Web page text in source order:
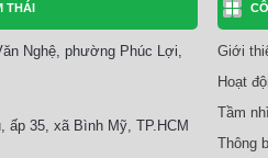
THÁI
Nghệ, phường Phúc Lợi,
35, xã Bình Mỹ, TP.HCM
Giới
Hoạt
Tầm
Thông